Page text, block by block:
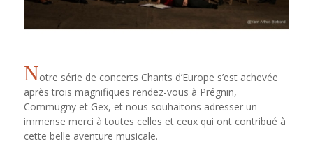
Notre série de concerts Chants d’Europe s’est achevée
après trois magnifiques rendez-vous à Prégnin,
Commugny et Gex, et nous souhaitons adresser un
immense merci à toutes celles et ceux qui ont contribué à
cette belle aventure musicale.